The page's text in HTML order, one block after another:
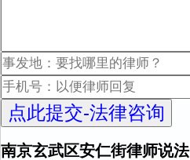
南京玄武区安仁街律师说法